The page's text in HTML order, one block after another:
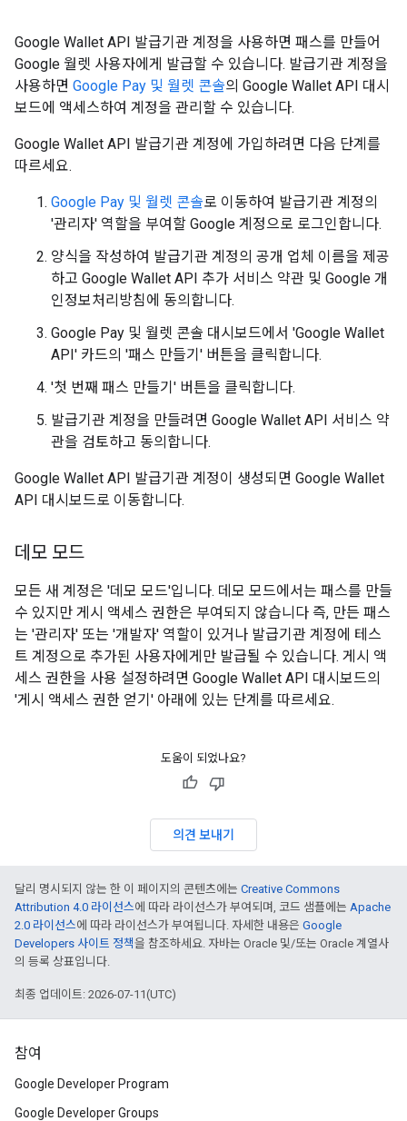
Google Wallet API 발급기관 계정을 사용하면 패스를 만들어
Google 월렛 사용자에게 발급할 수 있습니다. 발급기관 계정을
사용하면 Google Pay 및 월렛 콘솔의 Google Wallet API 대시
보드에 액세스하여 계정을 관리할 수 있습니다.
Google Wallet API 발급기관 계정에 가입하려면 다음 단계를
따르세요.
Google Pay 및 월렛 콘솔로 이동하여 발급기관 계정의
'관리자' 역할을 부여할 Google 계정으로 로그인합니다.
양식을 작성하여 발급기관 계정의 공개 업체 이름을 제공
하고 Google Wallet API 추가 서비스 약관 및 Google 개
인정보처리방침에 동의합니다.
Google Pay 및 월렛 콘솔 대시보드에서 'Google Wallet
API' 카드의 '패스 만들기' 버튼을 클릭합니다.
'첫 번째 패스 만들기' 버튼을 클릭합니다.
발급기관 계정을 만들려면 Google Wallet API 서비스 약
관을 검토하고 동의합니다.
Google Wallet API 발급기관 계정이 생성되면 Google Wallet
API 대시보드로 이동합니다.
데모 모드
모든 새 계정은 '데모 모드'입니다. 데모 모드에서는 패스를 만들
수 있지만 게시 액세스 권한은 부여되지 않습니다 즉, 만든 패스
는 '관리자' 또는 '개발자' 역할이 있거나 발급기관 계정에 테스
트 계정으로 추가된 사용자에게만 발급될 수 있습니다. 게시 액
세스 권한을 사용 설정하려면 Google Wallet API 대시보드의
'게시 액세스 권한 얻기' 아래에 있는 단계를 따르세요.
도움이 되었나요?
의견 보내기
달리 명시되지 않는 한 이 페이지의 콘텐츠에는 Creative Commons
Attribution 4.0 라이선스에 따라 라이선스가 부여되며, 코드 샘플에는 Apache
2.0 라이선스에 따라 라이선스가 부여됩니다. 자세한 내용은 Google
Developers 사이트 정책을 참조하세요. 자바는 Oracle 및/또는 Oracle 계열사
의 등록 상표입니다.
최종 업데이트: 2026-07-11(UTC)
참여
Google Developer Program
Google Developer Groups